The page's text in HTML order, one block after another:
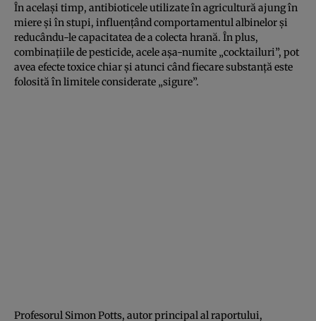
În același timp, antibioticele utilizate în agricultură ajung în
miere și în stupi, influențând comportamentul albinelor și
reducându-le capacitatea de a colecta hrană. În plus,
combinațiile de pesticide, acele așa-numite „cocktailuri”, pot
avea efecte toxice chiar și atunci când fiecare substanță este
folosită în limitele considerate „sigure”.
Profesorul Simon Potts, autor principal al raportului,